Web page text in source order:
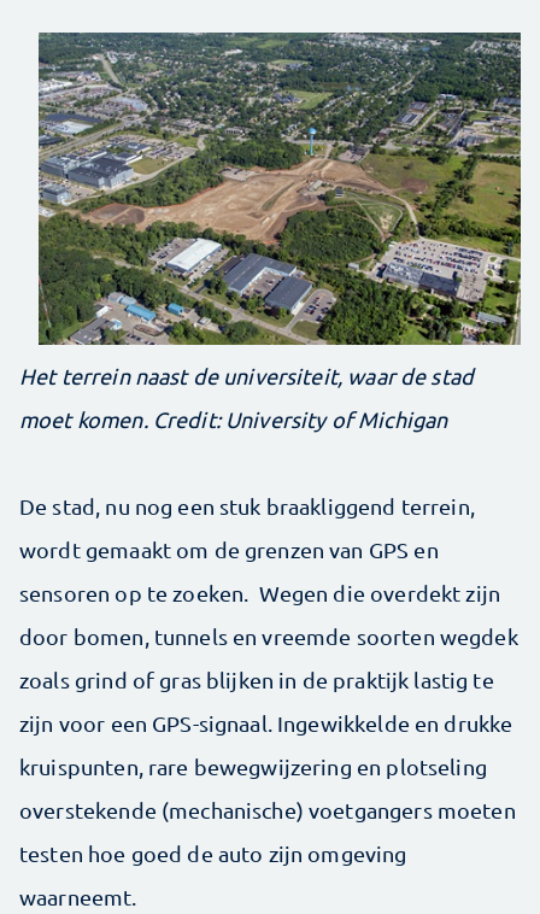
Het terrein naast de universiteit, waar de stad
moet komen. Credit: University of Michigan
De stad, nu nog een stuk braakliggend terrein,
wordt gemaakt om de grenzen van GPS en
sensoren op te zoeken. Wegen die overdekt zijn
door bomen, tunnels en vreemde soorten wegdek
zoals grind of gras blijken in de praktijk lastig te
zijn voor een GPS-signaal. Ingewikkelde en drukke
kruispunten, rare bewegwijzering en plotseling
overstekende (mechanische) voetgangers moeten
testen hoe goed de auto zijn omgeving
waarneemt.